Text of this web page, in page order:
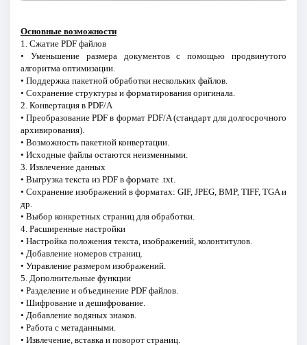
Основные возможности
1. Сжатие PDF файлов
• Уменьшение размера документов с помощью продвинутого
алгоритма оптимизации.
• Поддержка пакетной обработки нескольких файлов.
• Сохранение структуры и форматирования оригинала.
2. Конвертация в PDF/A
• Преобразование PDF в формат PDF/A (стандарт для долгосрочного
архивирования).
• Возможность пакетной конвертации.
• Исходные файлы остаются неизменными.
3. Извлечение данных
• Выгрузка текста из PDF в формате .txt.
• Сохранение изображений в форматах: GIF, JPEG, BMP, TIFF, TGA и
др.
• Выбор конкретных страниц для обработки.
4. Расширенные настройки
• Настройка положения текста, изображений, колонтитулов.
• Добавление номеров страниц.
• Управление размером изображений.
5. Дополнительные функции
• Разделение и объединение PDF файлов.
• Шифрование и дешифрование.
• Добавление водяных знаков.
• Работа с метаданными.
• Извлечение, вставка и поворот страниц.